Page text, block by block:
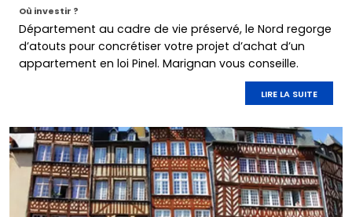
Où investir ?
Département au cadre de vie préservé, le Nord regorge
d’atouts pour concrétiser votre projet d’achat d’un
appartement en loi Pinel. Marignan vous conseille.
LIRE LA SUITE